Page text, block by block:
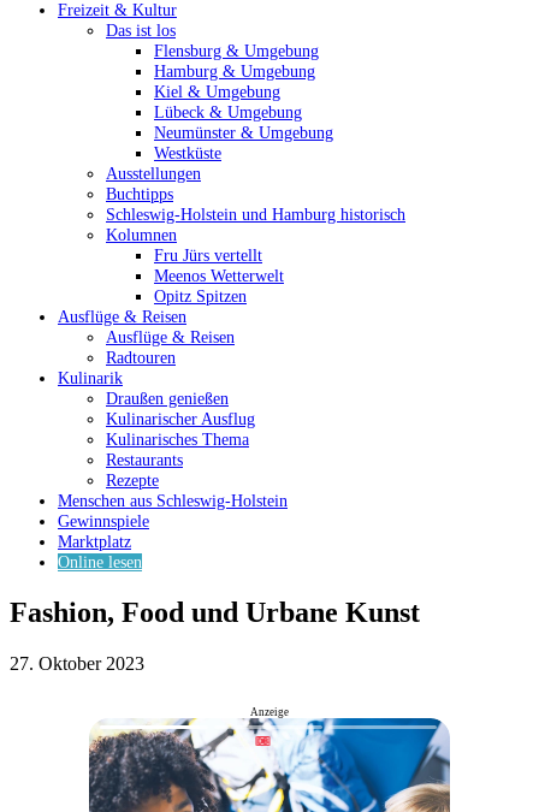
Freizeit & Kultur
Das ist los
Flensburg & Umgebung
Hamburg & Umgebung
Kiel & Umgebung
Lübeck & Umgebung
Neumünster & Umgebung
Westküste
Ausstellungen
Buchtipps
Schleswig-Holstein und Hamburg historisch
Kolumnen
Fru Jürs vertellt
Meenos Wetterwelt
Opitz Spitzen
Ausflüge & Reisen
Ausflüge & Reisen
Radtouren
Kulinarik
Draußen genießen
Kulinarischer Ausflug
Kulinarisches Thema
Restaurants
Rezepte
Menschen aus Schleswig-Holstein
Gewinnspiele
Marktplatz
Online lesen
Fashion, Food und Urbane Kunst
27. Oktober 2023
Anzeige